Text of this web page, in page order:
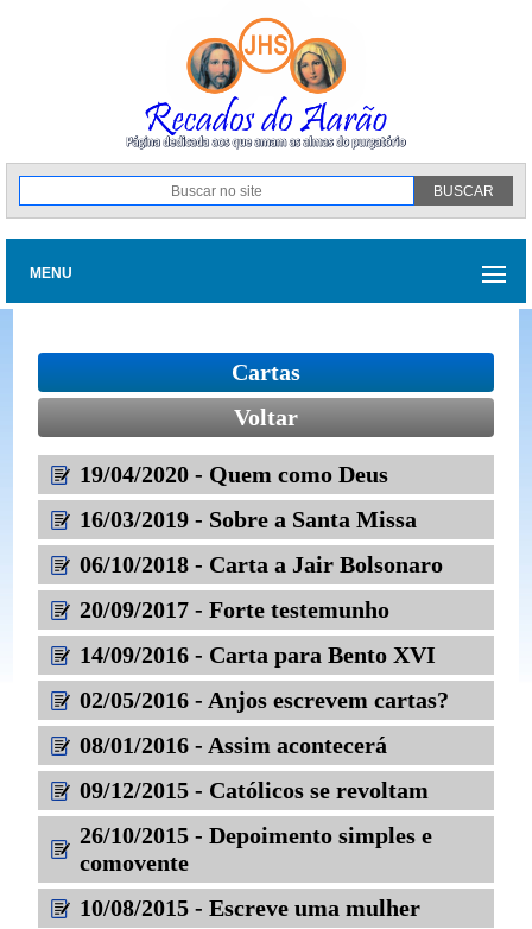
MENU
Cartas
Voltar
19/04/2020 - Quem como Deus
16/03/2019 - Sobre a Santa Missa
06/10/2018 - Carta a Jair Bolsonaro
20/09/2017 - Forte testemunho
14/09/2016 - Carta para Bento XVI
02/05/2016 - Anjos escrevem cartas?
08/01/2016 - Assim acontecerá
09/12/2015 - Católicos se revoltam
26/10/2015 - Depoimento simples e
comovente
10/08/2015 - Escreve uma mulher